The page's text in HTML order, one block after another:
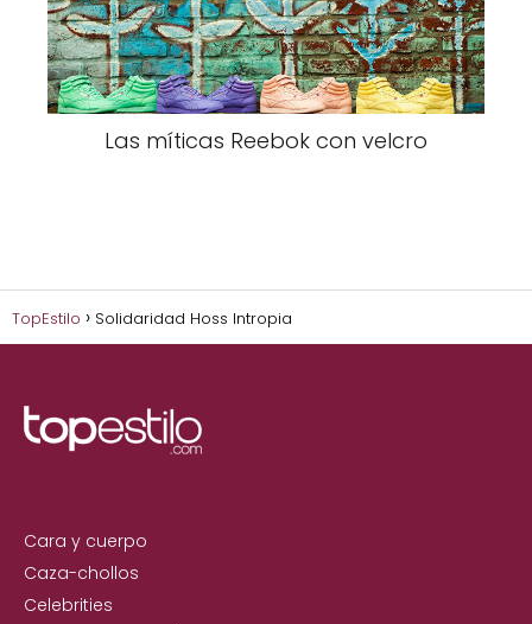
Las míticas Reebok con velcro
TopEstilo Solidaridad Hoss Intropia
Cara y cuerpo
Caza-chollos
Celebrities